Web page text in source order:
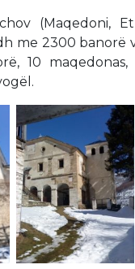
(Maqedoni,
me 2300
10